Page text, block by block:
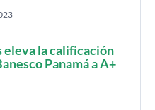
eleva la calificación
Panamá a A+